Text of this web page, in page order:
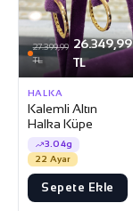
27.399,99
TL
26.349,99
TL
HALKA
Kalemli Altın
Halka Küpe
3.04g
22 Ayar
Sepete Ekle